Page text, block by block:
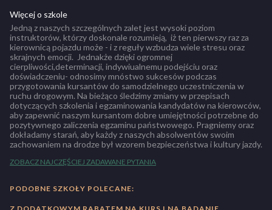
Więcej o szkole
Jedną z naszych szczególnych zalet jest wysoki poziom
instruktorów, którzy doskonale rozumieją, iż ten pierwszy raz za
kierownicą pojazdu może - i z reguły wzbudza wiele stresu oraz
skrajnych emocji. Jednakże dzięki ogromnej
cierpliwości,determinacji, indywiualnemu podejściu oraz
doświadczeniu- odnosimy mnóstwo sukcesów podczas
przygotowania kursantów do samodzielnego uczestniczenia w
ruchu drogowym. Na bieżąco śledzimy zmiany w przepisach
dotyczących szkolenia i egzaminowania kandydatów na kierowców,
aby zapewnić naszym kursantom dobre umiejętności potrzebne do
pozytywnego zaliczenia egzaminu państwowego. Pragniemy oraz
dokładamy starań, aby każdy z naszych absolwentów swoim
zachowaniem na drodze był wzorem bezpieczeństwa i kultury jazdy.
ZOBACZ NAJCZĘŚCIEJ ZADAWANE PYTANIA
PODOBNE SZKOŁY POLECANE: